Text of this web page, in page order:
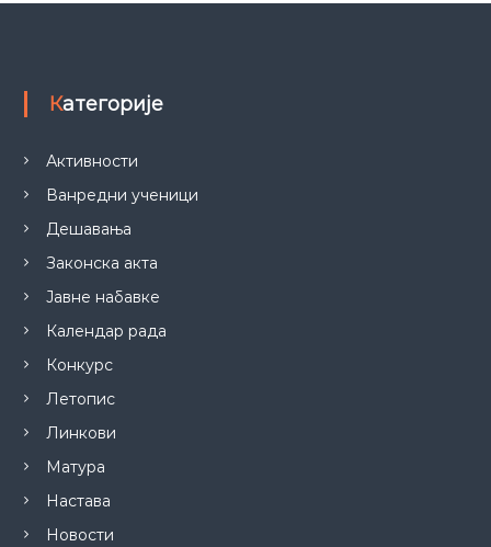
Категорије
Активности
Ванредни ученици
Дешавања
Законска акта
Јавне набавке
Календар рада
Конкурс
Летопис
Линкови
Матура
Настава
Новости